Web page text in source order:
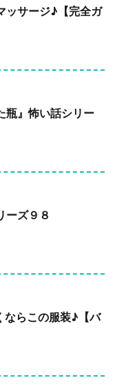
ッサージ♪【完全ガ
瓶』怖い話シリー
ーズ９８
ならこの服装♪【バ